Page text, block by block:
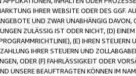
IHRER WEBSITE ODER DES GGF.
UND ZWAR UNABHÄNGIG
ZULÄSSIG IST ODER NICHT, (D)
(E) IHREN
IHRER STEUERN UND
ODER (F) FAHRLÄSSIGKEIT ODER
UNSERE BEAUFTRAGTEN KÖNNEN IM